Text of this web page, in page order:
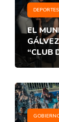
DEPORTES
EL
“CLUB